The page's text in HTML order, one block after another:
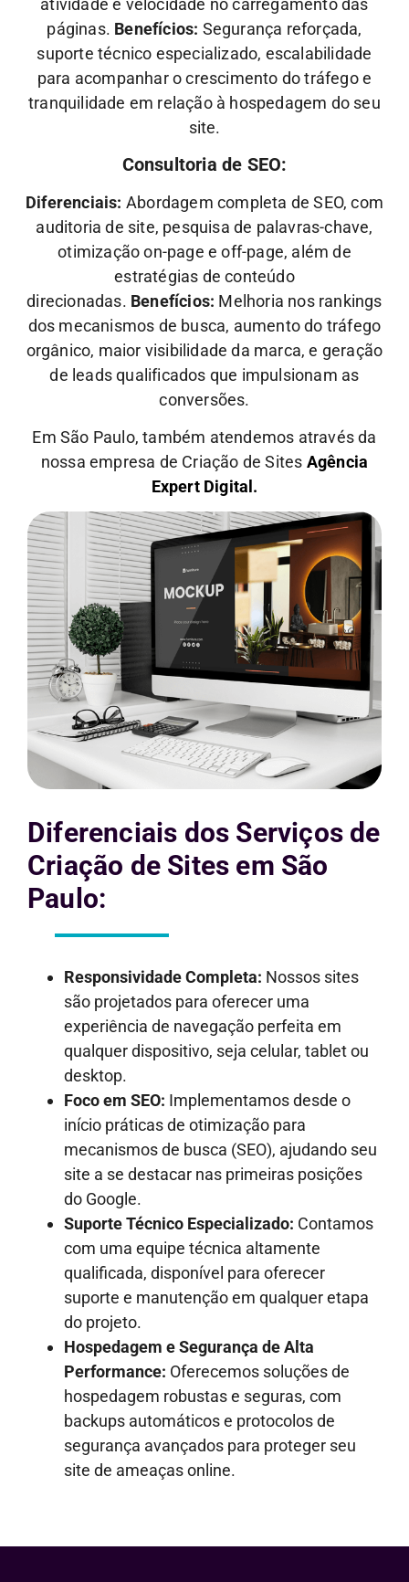
atividade e velocidade no carregamento das
páginas. Benefícios: Segurança reforçada,
suporte técnico especializado, escalabilidade
para acompanhar o crescimento do tráfego e
tranquilidade em relação à hospedagem do seu
site.
Consultoria de SEO:
Diferenciais: Abordagem completa de SEO, com
auditoria de site, pesquisa de palavras-chave,
otimização on-page e off-page, além de
estratégias de conteúdo
direcionadas. Benefícios: Melhoria nos rankings
dos mecanismos de busca, aumento do tráfego
orgânico, maior visibilidade da marca, e geração
de leads qualificados que impulsionam as
conversões.
Em São Paulo, também atendemos através da
nossa empresa de Criação de Sites Agência
Expert Digital.
Diferenciais dos Serviços de
Criação de Sites em São
Paulo:
Responsividade Completa: Nossos sites
são projetados para oferecer uma
experiência de navegação perfeita em
qualquer dispositivo, seja celular, tablet ou
desktop.
Foco em SEO: Implementamos desde o
início práticas de otimização para
mecanismos de busca (SEO), ajudando seu
site a se destacar nas primeiras posições
do Google.
Suporte Técnico Especializado: Contamos
com uma equipe técnica altamente
qualificada, disponível para oferecer
suporte e manutenção em qualquer etapa
do projeto.
Hospedagem e Segurança de Alta
Performance: Oferecemos soluções de
hospedagem robustas e seguras, com
backups automáticos e protocolos de
segurança avançados para proteger seu
site de ameaças online.